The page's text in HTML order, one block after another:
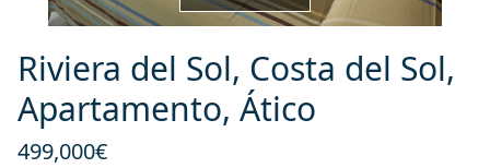
Riviera del Sol, Costa del Sol,
Apartamento, Ático
499,000€